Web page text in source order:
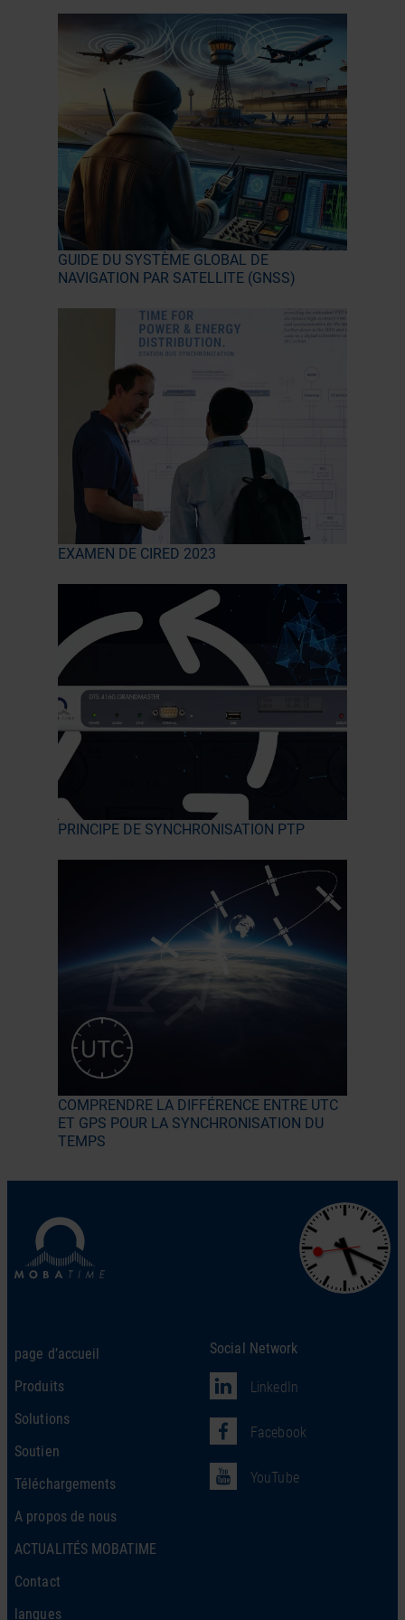
GUIDE DU SYSTÈME GLOBAL DE
NAVIGATION PAR SATELLITE (GNSS)
EXAMEN DE CIRED 2023
PRINCIPE DE SYNCHRONISATION PTP
COMPRENDRE LA DIFFÉRENCE ENTRE UTC
ET GPS POUR LA SYNCHRONISATION DU
TEMPS
page d’accueil
Produits
Solutions
Soutien
Téléchargements
A propos de nous
ACTUALITÉS MOBATIME
Contact
langues
Social Network
LinkedIn
Facebook
YouTube